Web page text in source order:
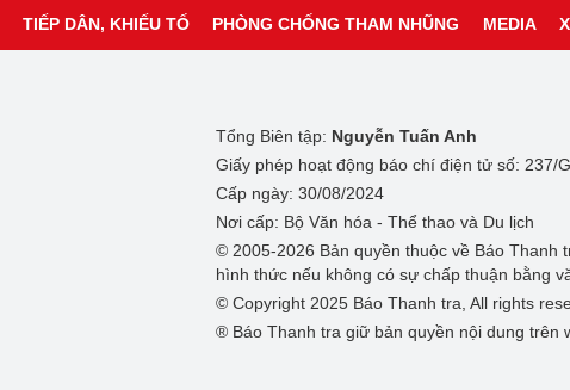
TIẾP DÂN, KHIẾU TỐ PHÒNG CHỐNG THAM NHŨNG MEDIA
Tổng Biên tập: Nguyễn Tuấn Anh
Giấy phép hoạt động báo chí điện tử số: 237/
Cấp ngày: 30/08/2024
Nơi cấp: Bộ Văn hóa - Thể thao và Du lịch
© 2005-2026 Bản quyền thuộc về Báo Thanh
hình thức nếu không có sự chấp thuận bằng
© Copyright 2025 Báo Thanh tra, All rights
® Báo Thanh tra giữ bản quyền nội dung trên